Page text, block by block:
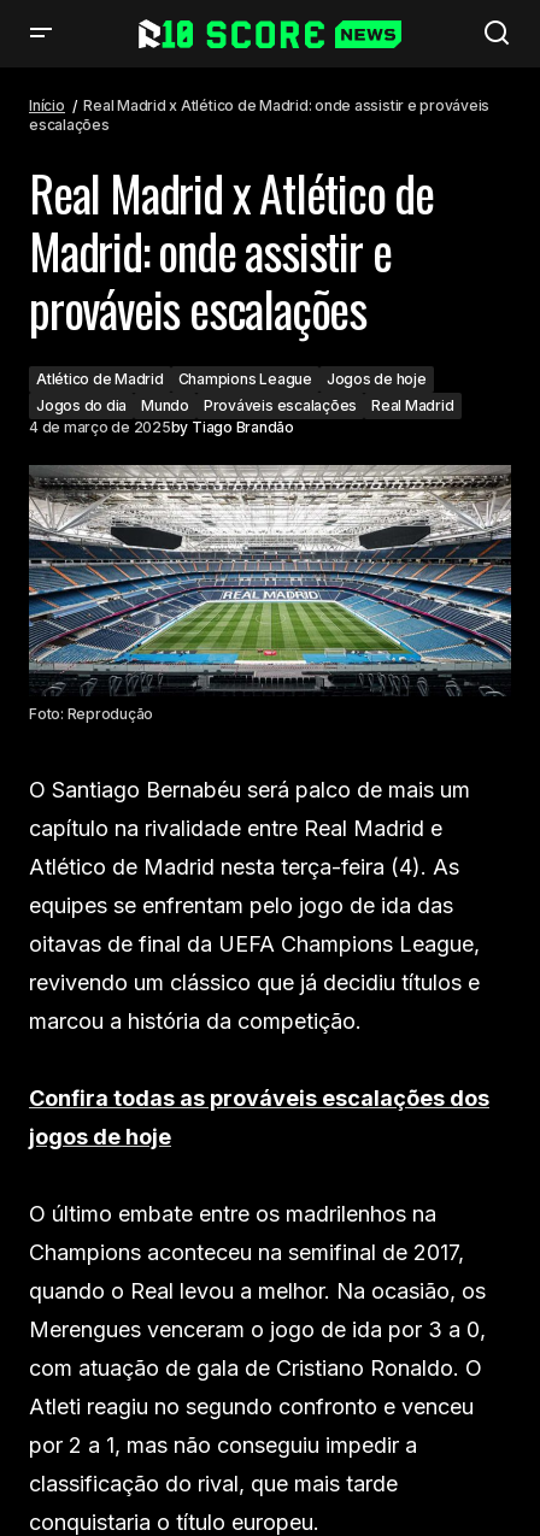
Início
Real Madrid x Atlético de Madrid: onde assistir e prováveis
escalações
Real Madrid x Atlético de
Madrid: onde assistir e
prováveis escalações
Atlético de Madrid Champions League
Jogos de hoje
Jogos do dia
Mundo Prováveis escalações
Real Madrid
4 de março de 2025by Tiago Brandão
Foto: Reprodução
O Santiago Bernabéu será palco de mais um
capítulo na rivalidade entre Real Madrid e
Atlético de Madrid nesta terça-feira (4). As
equipes se enfrentam pelo jogo de ida das
oitavas de final da UEFA Champions League,
revivendo um clássico que já decidiu títulos e
marcou a história da competição.
Confira todas as prováveis escalações dos
jogos de hoje
O último embate entre os madrilenhos na
Champions aconteceu na semifinal de 2017,
quando o Real levou a melhor. Na ocasião, os
Merengues venceram o jogo de ida por 3 a 0,
com atuação de gala de Cristiano Ronaldo. O
Atleti reagiu no segundo confronto e venceu
por 2 a 1, mas não conseguiu impedir a
classificação do rival, que mais tarde
conquistaria o título europeu.